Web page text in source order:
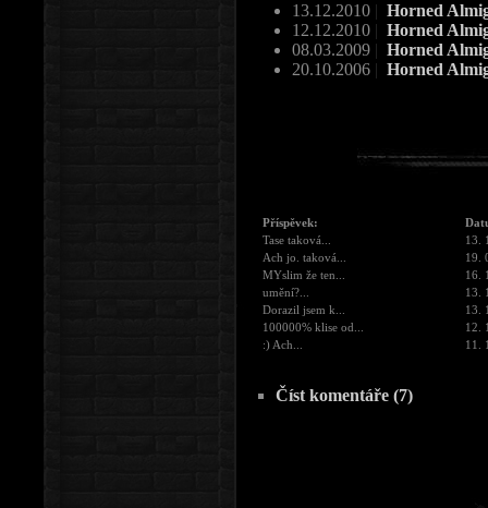
13.12.2010 | Horned
12.12.2010 | Horned
08.03.2009 | Horned
20.10.2006 | Horned
Příspěvek:
Tase taková...
13.
Ach jo. taková...
19.
MYslim že ten...
16.
umění?...
13.
Dorazil jsem k...
13.
100000% klise od...
12.
:) Ach...
11.
Číst komentáře (7)